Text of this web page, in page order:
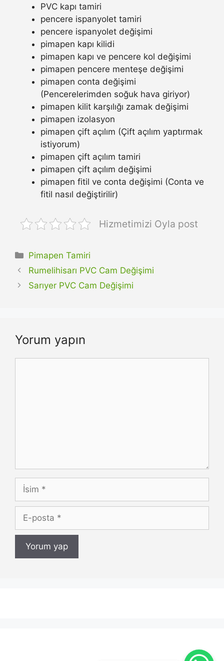
PVC kapı tamiri
pencere ispanyolet tamiri
pencere ispanyolet değişimi
pimapen kapı kilidi
pimapen kapı ve pencere kol değişimi
pimapen pencere menteşe değişimi
pimapen conta değişimi
(Pencerelerimden soğuk hava giriyor)
pimapen kilit karşılığı zamak değişimi
pimapen izolasyon
pimapen çift açılım (Çift açılım yaptırmak
istiyorum)
pimapen çift açılım tamiri
pimapen çift açılım değişimi
pimapen fitil ve conta değişimi (Conta ve
fitil nasıl değiştirilir)
Hizmetimizi Oyla post
Kategoriler
Pimapen Tamiri
Rumelihisarı PVC Cam Değişimi
Sarıyer PVC Cam Değişimi
Yorum yapın
İsim
posta